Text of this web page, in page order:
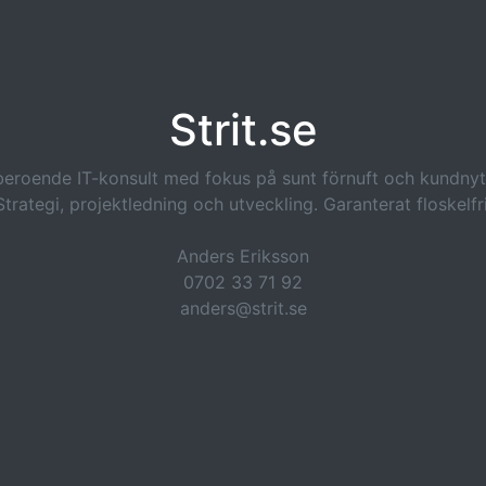
Strit.se
IT-konsult med fokus på sunt förnuft och
projektledning och utveckling. Garanterat
Anders Eriksson
0702 33 71 92
anders@strit.se